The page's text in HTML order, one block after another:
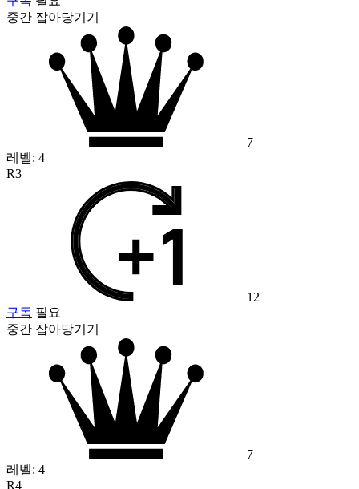
중간 잡아당기기
7
레벨: 4
R3
12
구독 필요
중간 잡아당기기
7
레벨: 4
R4